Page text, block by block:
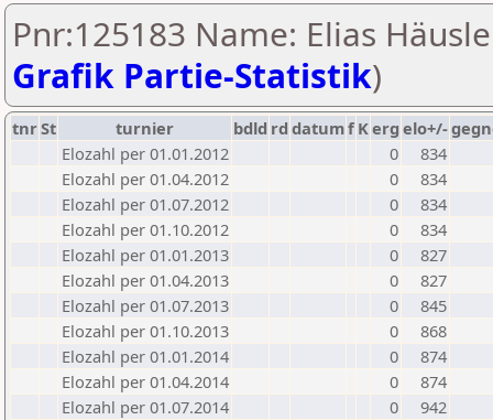
Pnr:125183 Name: Elias
Grafik Partie-Statistik)
tnrSt turnier bdld rd datumf Kerg elo+/-
Elozahl per 01.01.2012
0
834
Elozahl per 01.04.2012
0
834
Elozahl per 01.07.2012
0
834
Elozahl per 01.10.2012
0
834
Elozahl per 01.01.2013
0
827
Elozahl per 01.04.2013
0
827
Elozahl per 01.07.2013
0
845
Elozahl per 01.10.2013
0
868
Elozahl per 01.01.2014
0
874
Elozahl per 01.04.2014
0
874
Elozahl per 01.07.2014
0
942